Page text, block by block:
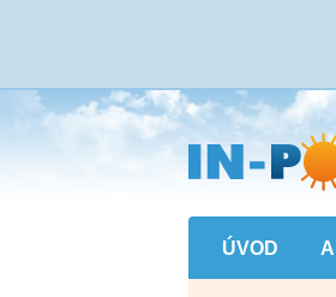
Přejít
na
hlavní
obsah
ÚVOD